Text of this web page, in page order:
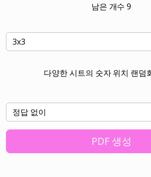
남은 개수9
다양한 시트의 숫자 위치 랜덤
PDF 생성